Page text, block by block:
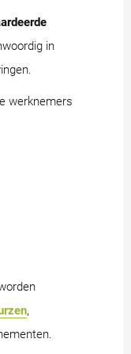
in
werknemers
,